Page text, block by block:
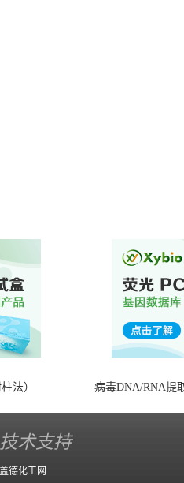
法） 病毒DNA/RNA提
技术支持
盖德化工网